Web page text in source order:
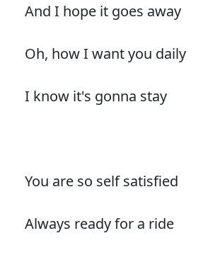
And I hope it goes away
Oh, how I want you daily
I know it's gonna stay
You are so self satisfied
Always ready for a ride